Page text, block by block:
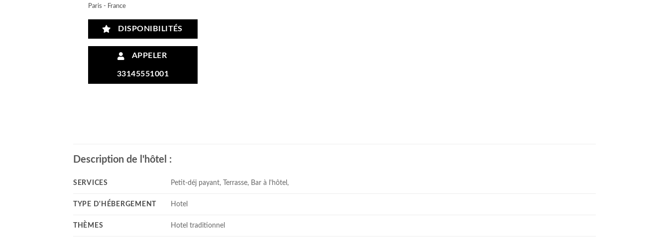
Paris - France
DISPONIBILITÉS
APPELER
33145551001
Description de l'hôtel :
SERVICES Petit-déj payant, Terrasse, Bar à l'hôtel,
TYPE D'HÉBERGEMENT Hotel
THÈMES Hotel traditionnel